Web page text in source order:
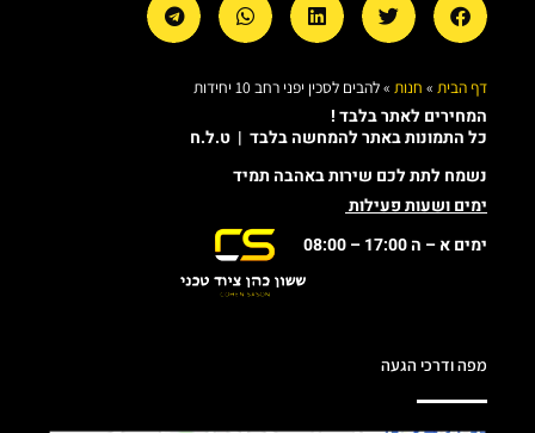
דף הבית » חנות »להבים לסכין יפני רחב 10 יחידות
המחירים לאתר בלבד !
כל התמונות באתר להמחשה בלבד | ט.ל.ח
נשמח לתת לכם שירות באהבה תמיד
ימים ושעות פעילות
ימים א – ה 17:00 – 08:00
מפה ודרכי הגעה